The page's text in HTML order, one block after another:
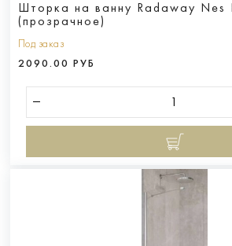
Шторка на ванну Radaway Nes
(прозрачное)
Под заказ
2090.00 РУБ